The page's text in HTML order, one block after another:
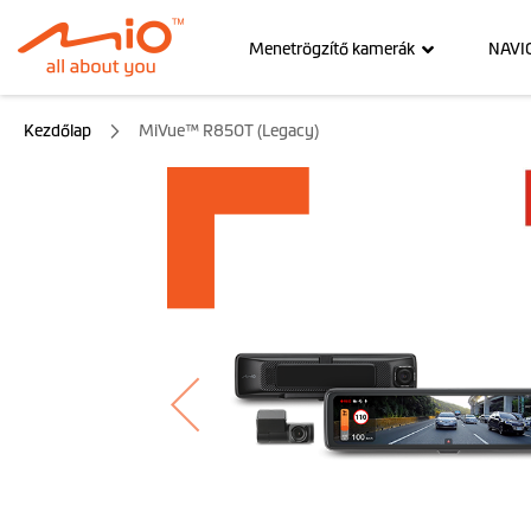
Menetrögzítő kamerák
Kezdőlap MiVue™ R850T (Legacy)